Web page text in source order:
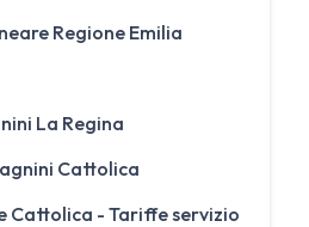
Regione Emilia
La Regina
Cattolica
Cattolica - Tariffe servizio